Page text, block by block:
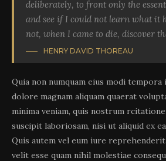
deliberately, to front only the
and see if I could not learn what it
not, when I came to die, discover
HENRY DAVID THOREAU
Quia non numquam eius modi
dolore magnam aliquam quaerat
minima veniam, quis nostrum
suscipit laboriosam, nisi ut aliquid ex
Quis autem vel eum iure
velit esse quam nihil molestiae